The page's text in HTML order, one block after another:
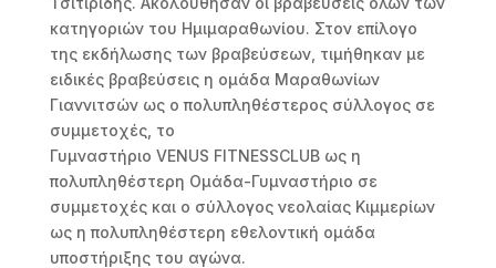
κατηγοριών του Ημιμαραθωνίου. Στον επίλογο
της εκδήλωσης των βραβεύσεων, τιμήθηκαν με
ειδικές βραβεύσεις η ομάδα Μαραθωνίων
Γιαννιτσών ως ο πολυπληθέστερος σύλλογος σε
συμμετοχές, το
Γυμναστήριο VENUS FITNESSCLUB ως η
πολυπληθέστερη Ομάδα-Γυμναστήριο σε
συμμετοχές και ο σύλλογος νεολαίας Κιμμερίων
ως η πολυπληθέστερη εθελοντική ομάδα
υποστήριξης του αγώνα.